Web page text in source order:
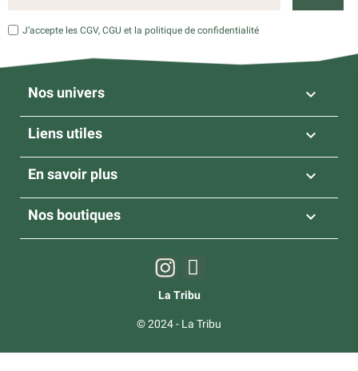
J’accepte les CGV, CGU et la politique de confidentialité
Nos univers 
Liens utiles 
En savoir plus 
Nos boutiques 
La Tribu
© 2024 - La Tribu